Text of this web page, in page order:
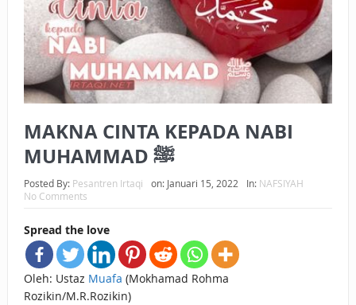
BAGAIMANA CARA MEMBAYAR ZAKAT UANG?
UANG HARAM BISA MENJADI HALAL JIKA SEBAB
KEPEMILIKANNYA BERUBAH
ISTIDLAL BATIL VS ISTIDLAL SYAR’I
BAHASA CINTA KARENA ALLAH
HUKUM MEMBAYAR ZAKAT DENGAN CARA MENGANGSUR
HUKUM MEMBAYAR ZAKAT KEPADA KERABAT SENDIRI
MAKNA CINTA KEPADA NABI
MUHAMMAD ﷺ
Posted By: Pesantren Irtaqi on: Januari 15, 2022 In: NAFSIYAH
No Comments
Spread the love
Oleh: Ustaz Muafa (Mokhamad Rohma
Rozikin/M.R.Rozikin)